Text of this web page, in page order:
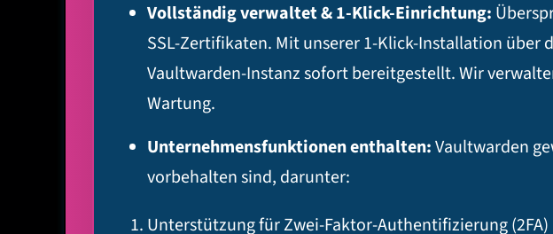
Vollständig verwaltet & 1-Klick-Einrichtung:
SSL-Zertifikaten. Mit unserer 1-Klick-Installation
Vaultwarden-Instanz sofort bereitgestellt. Wir
Wartung.
Unternehmensfunktionen enthalten:Vaultwarden
vorbehalten sind, darunter:
Unterstützung für Zwei-Faktor-Authentifizierung (2FA)